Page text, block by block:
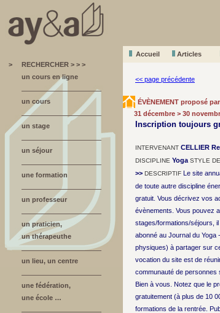
Accueil Articles
>
RECHERCHER > > >
un cours en ligne
un cours
un stage
un séjour
une formation
un professeur
un praticien,
un thérapeuthe
un lieu, un centre
une fédération,
une école …
<< page précédente
ÉVÈNEMENT proposé par
31 décembre > 30
Inscription toujours
INTERVENANT CELLIER
DISCIPLINE Yoga STYLE
>> DESCRIPTIF Le site
de toute autre discipline
gratuit. Vous décrivez vos
évènements. Vous pouvez
stages/formations/séjours,
abonné au Journal du Yoga
physiques) à partager sur
vocation du site est de
communauté de personnes
Bien à vous. Notez que le
gratuitement (à plus de 10
formations de la rentrée.